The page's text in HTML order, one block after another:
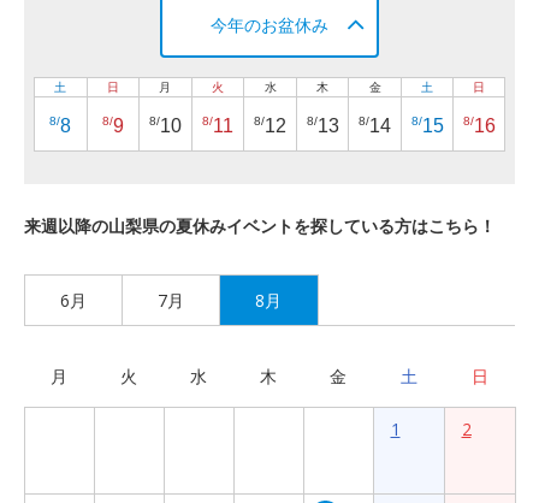
今年のお盆休み
土
8/8
日
8/9
月
8/10
火
8/11
水
8/12
木
8/13
金
8/14
土
8/15
日
8/16
来週以降の山梨県の夏休みイベントを探している方はこちら！
6月 7月 8月
月 火 水 木 金 土 日
1 2